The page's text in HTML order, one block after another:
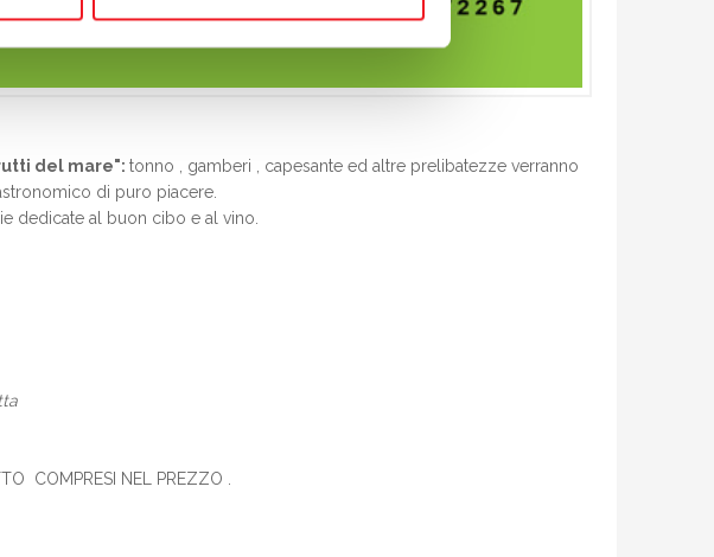
del mare": tonno , gamberi , capesante ed altre prelibatezze verranno
di puro piacere.
dedicate al buon cibo e al vino.
COMPRESI NEL PREZZO .